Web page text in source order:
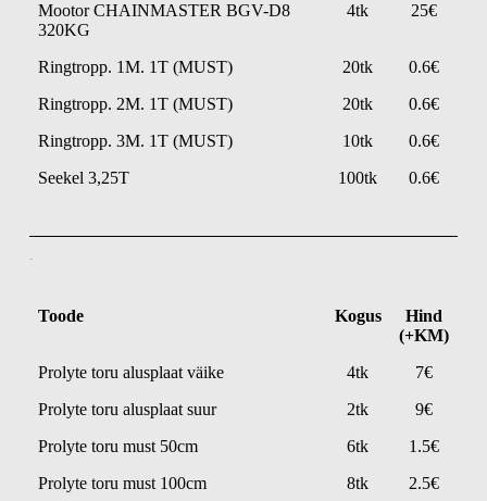
Mootor CHAINMASTER BGV-D8
320KG
4tk 25€
Ringtropp. 1M. 1T (MUST) 20tk
0.6€
Ringtropp. 2M. 1T (MUST)
20tk
0.6€
Ringtropp. 3M. 1T (MUST)
10tk
0.6€
Seekel 3,25T
100tk 0.6€
Toode Kogus
Hind
(+KM)
Prolyte toru alusplaat väike
4tk
7€
Prolyte toru alusplaat suur
2tk
9€
Prolyte toru must 50cm
6tk
1.5€
Prolyte toru must 100cm
8tk
2.5€